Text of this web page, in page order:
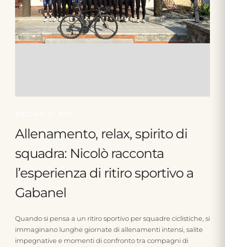
Allenamento, relax, spirito di
squadra: Nicolò racconta
l’esperienza di ritiro sportivo a
Gabanel
Quando si pensa a un ritiro sportivo per squadre ciclistiche, si
immaginano lunghe giornate di allenamenti intensi, salite
impegnative e momenti di confronto tra compagni di